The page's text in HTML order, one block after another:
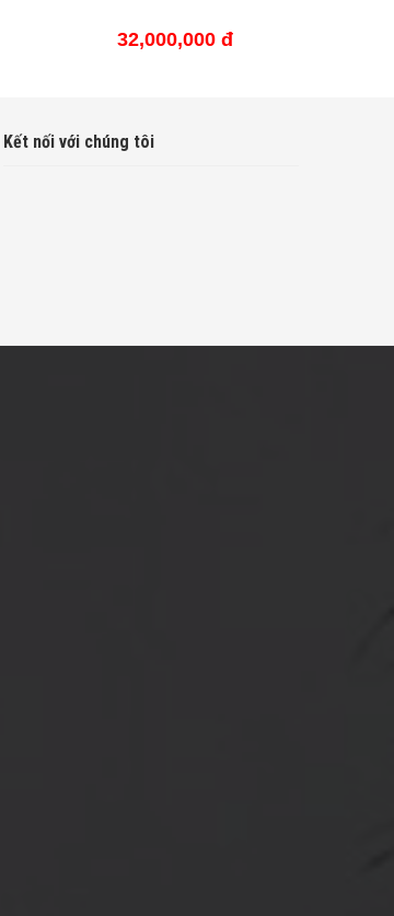
32,000,000 đ
Kết nối với chúng tôi